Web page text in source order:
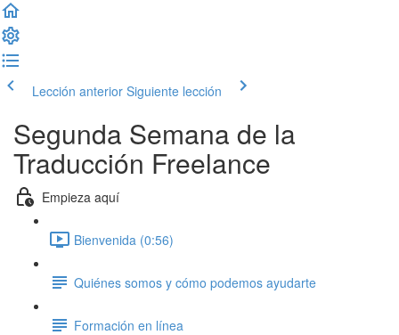
Lección anterior Siguiente lección
Segunda Semana de la
Traducción Freelance
Empieza aquí
Bienvenida (0:56)
Quiénes somos y cómo podemos ayudarte
Formación en línea